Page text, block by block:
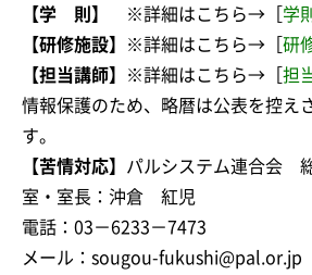
【学 則】
※詳細はこちら→［ 学則
【研修施設】
※詳細はこちら→［ 研
【担当講師】
※詳細はこちら→［ 担
情報保護のため、略暦は公表を控え
す。
【苦情対応】
パルシステム連合会
室・室長：沖倉 紅児
電話：03－6233－7473
メール：sougou-fukushi@pal.or.jp